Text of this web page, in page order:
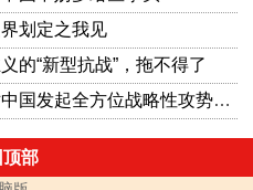
划定之我见
的“新型抗战”，拖不得了
《日菲联合声明》，一份对中国发起全方位战略性攻势的公开宣战书！
顶部